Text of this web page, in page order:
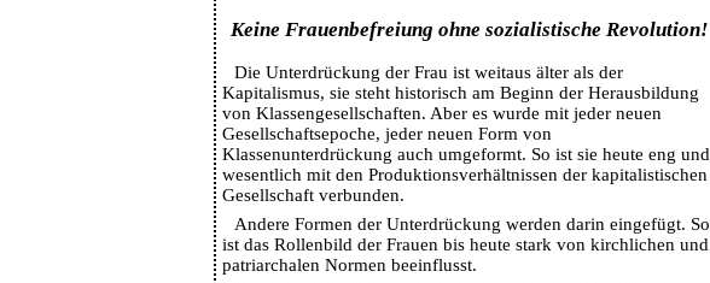
Keine Frauenbefreiung ohne sozialistische Revolution!
Die Unterdrückung der Frau ist weitaus älter als der
Kapitalismus, sie steht historisch am Beginn der Herausbildung
von Klassengesellschaften. Aber es wurde mit jeder neuen
Gesellschaftsepoche, jeder neuen Form von
Klassenunterdrückung auch umgeformt. So ist sie heute eng und
wesentlich mit den Produktionsverhältnissen der kapitalistischen
Gesellschaft verbunden.
Andere Formen der Unterdrückung werden darin eingefügt. So
ist das Rollenbild der Frauen bis heute stark von kirchlichen und
patriarchalen Normen beeinflusst.